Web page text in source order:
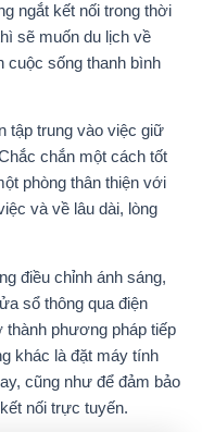
ngắt kết nối trong thời
sẽ muốn du lịch về
cuộc sống thanh bình
tập trung vào việc giữ
chắn một cách tốt
phòng thân thiện với
và về lâu dài, lòng
điều chỉnh ánh sáng,
sổ thông qua điện
thành phương pháp tiếp
khác là đặt máy tính
cũng như để đảm bảo
nối trực tuyến.